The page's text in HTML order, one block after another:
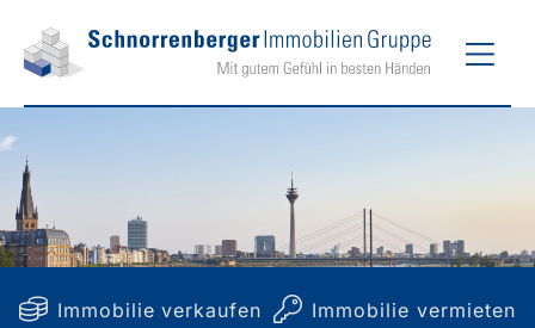
Inhalt
Immobilie verkaufen Immobilie vermieten